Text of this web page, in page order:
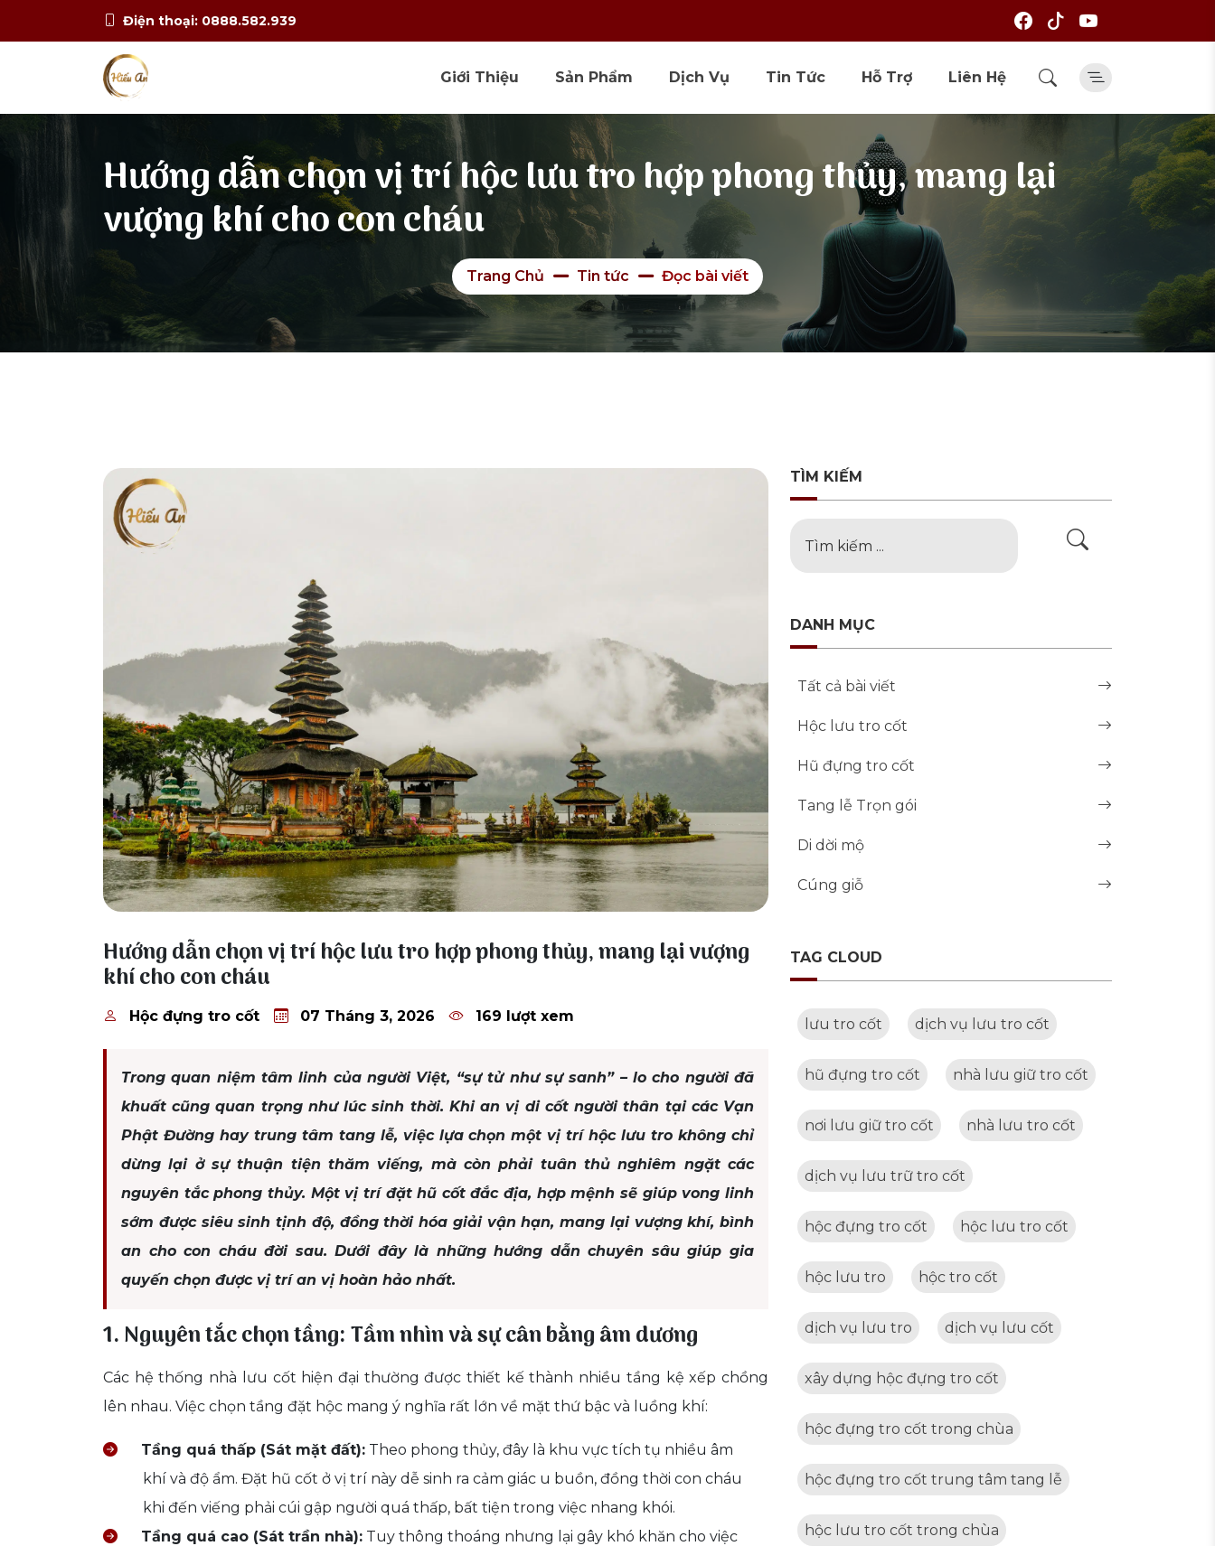
Điện thoại: 0888.582.939
Giới Thiệu Sản Phẩm Dịch Vụ Tin Tức Hỗ Trợ Liên Hệ
Hướng dẫn chọn vị trí hộc lưu tro hợp phong thủy, mang lại
vượng khí cho con cháu
Trang Chủ Tin tức Đọc bài viết
Hướng dẫn chọn vị trí hộc lưu tro hợp phong thủy, mang lại vượng
khí cho con cháu
Hộc đựng tro cốt 07 Tháng 3, 2026 169 lượt xem
Trong quan niệm tâm linh của người Việt, “sự tử như sự sanh” – lo cho người đã
khuất cũng quan trọng như lúc sinh thời. Khi an vị di cốt người thân tại các Vạn
Phật Đường hay trung tâm tang lễ, việc lựa chọn một vị trí hộc lưu tro không chỉ
dừng lại ở sự thuận tiện thăm viếng, mà còn phải tuân thủ nghiêm ngặt các
nguyên tắc phong thủy. Một vị trí đặt hũ cốt đắc địa, hợp mệnh sẽ giúp vong linh
sớm được siêu sinh tịnh độ, đồng thời hóa giải vận hạn, mang lại vượng khí, bình
an cho con cháu đời sau. Dưới đây là những hướng dẫn chuyên sâu giúp gia
quyến chọn được vị trí an vị hoàn hảo nhất.
1. Nguyên tắc chọn tầng: Tầm nhìn và sự cân bằng âm dương
Các hệ thống nhà lưu cốt hiện đại thường được thiết kế thành nhiều tầng kệ xếp chồng
lên nhau. Việc chọn tầng đặt hộc mang ý nghĩa rất lớn về mặt thứ bậc và luồng khí:
Tầng quá thấp (Sát mặt đất): Theo phong thủy, đây là khu vực tích tụ nhiều âm
khí và độ ẩm. Đặt hũ cốt ở vị trí này dễ sinh ra cảm giác u buồn, đồng thời con cháu
khi đến viếng phải cúi gập người quá thấp, bất tiện trong việc nhang khói.
Tầng quá cao (Sát trần nhà): Tuy thông thoáng nhưng lại gây khó khăn cho việc
TÌM KIẾM
DANH MỤC
Tất cả bài viết
Hộc lưu tro cốt
Hũ đựng tro cốt
Tang lễ Trọn gói
Di dời mộ
Cúng giỗ
TAG CLOUD
lưu tro cốt dịch vụ lưu tro cốt
hũ đựng tro cốt nhà lưu giữ tro cốt
nơi lưu giữ tro cốt nhà lưu tro cốt
dịch vụ lưu trữ tro cốt
hộc đựng tro cốt hộc lưu tro cốt
hộc lưu tro hộc tro cốt
dịch vụ lưu tro dịch vụ lưu cốt
xây dựng hộc đựng tro cốt
hộc đựng tro cốt trong chùa
hộc đựng tro cốt trung tâm tang lễ
hộc lưu tro cốt trong chùa